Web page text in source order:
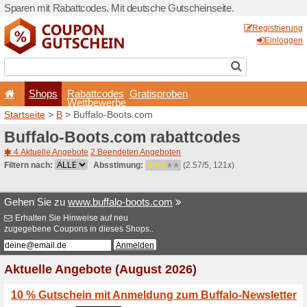
Sparen mit Rabattcodes.
Shops
Startseite>B> Buffalo-